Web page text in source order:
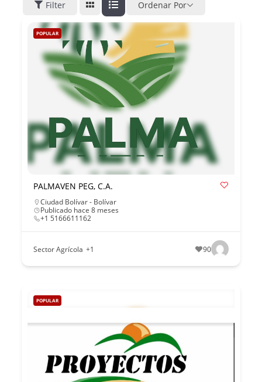
Filter
Ordenar Por
POPULAR
PALMAVEN PEG, C.A.
Ciudad Bolívar - Bolívar
Publicado hace 8 meses
+1 5166611162
Sector Agrícola +1 90
POPULAR